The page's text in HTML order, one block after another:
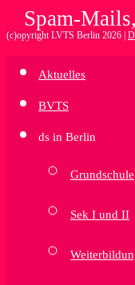
Spam-
(c)opyright LVTS Berlin 2026 |
Aktuelles
BVTS
ds in Berlin
Grundschule
Sek I und II